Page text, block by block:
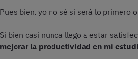
Pues bien, yo no sé si será lo primero
Si bien casi nunca llego a estar
mejorar la productividad en mi